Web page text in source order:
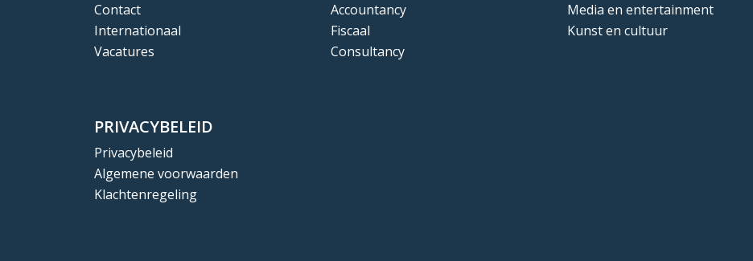
Contact
Internationaal
Vacatures
PRIVACYBELEID
Privacybeleid
Algemene voorwaarden
Klachtenregeling
Accountancy
Fiscaal
Consultancy
Media en entertainment
Kunst en cultuur